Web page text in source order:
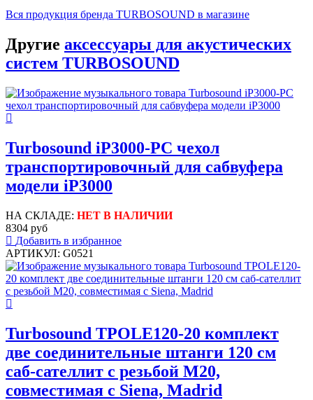
Вся продукция бренда TURBOSOUND в магазине
Другие аксессуары для акустических
систем TURBOSOUND
Turbosound iP3000-PC чехол
транспортировочный для сабвуфера
модели iP3000
НА СКЛАДЕ: НЕТ В НАЛИЧИИ
8304 руб
Добавить в избранное
АРТИКУЛ: G0521
Turbosound TPOLE120-20 комплект
две соединительные штанги 120 см
саб-сателлит с резьбой M20,
совместимая с Siena, Madrid